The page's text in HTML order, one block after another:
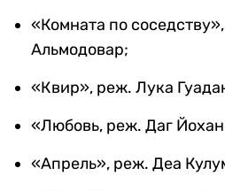
«Комната по
Альмодовар;
«Квир», реж. Лука
«Любовь, реж. Даг
«Апрель», реж. Деа